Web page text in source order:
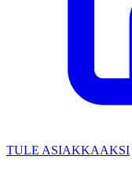
TULE ASIAKKAAKSI